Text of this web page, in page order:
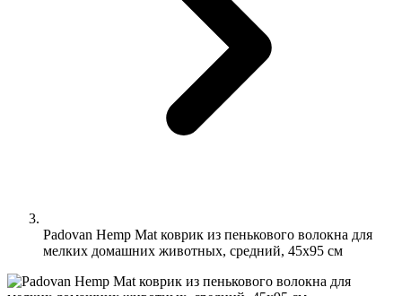
Padovan Hemp Mat коврик из пенькового волокна для
мелких домашних животных, средний, 45х95 см